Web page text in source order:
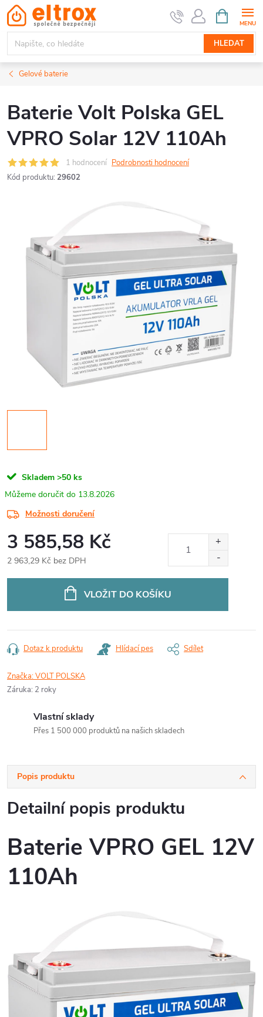
Přejít
na
obsah
HLEDAT
NÁKUPNÍ
KOŠÍK
Gelové baterie
Baterie Volt Polska GEL
VPRO Solar 12V 110Ah
1 hodnocení Podrobnosti hodnocení
Kód produktu: 29602
Skladem >50 ks
13.8.2026
Možnosti doručení
3 585,58 Kč
2 963,29 Kč bez DPH
VLOŽIT DO KOŠÍKU
Dotaz k produktu Hlídací pes Sdílet
Značka:VOLT POLSKA
Záruka: 2 roky
Vlastní sklady
Přes 1 500 000 produktů na našich skladech
Popis produktu
Detailní popis produktu
Baterie VPRO GEL 12V
110Ah